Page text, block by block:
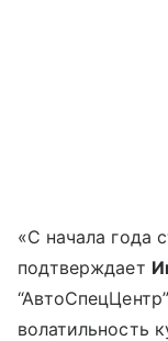
«С начала года
подтверждает
волатильность